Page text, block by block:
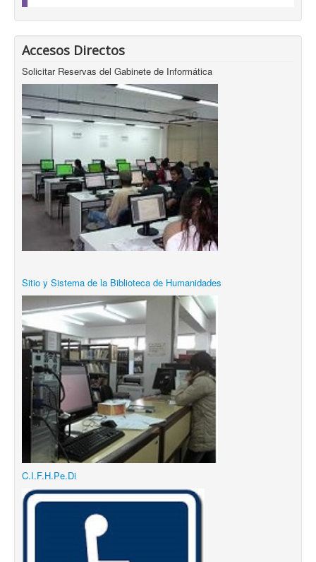
Accesos Directos
Solicitar Reservas del Gabinete de Informática
Sitio y Sistema de la Biblioteca de Humanidades
C.I.F.H.Pe.Di